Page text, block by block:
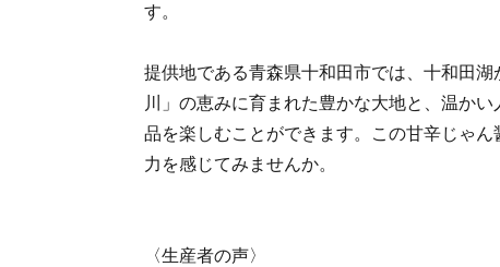
す。
提供地である青森県十和田市では、十和田
川」の恵みに育まれた豊かな大地と、温か
品を楽しむことができます。この甘辛じゃ
力を感じてみませんか。
〈生産者の声〉